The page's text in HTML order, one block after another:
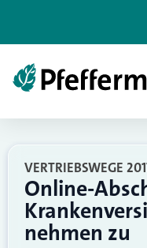
VERTRIEBSWEGE
Online-
nehmen zu